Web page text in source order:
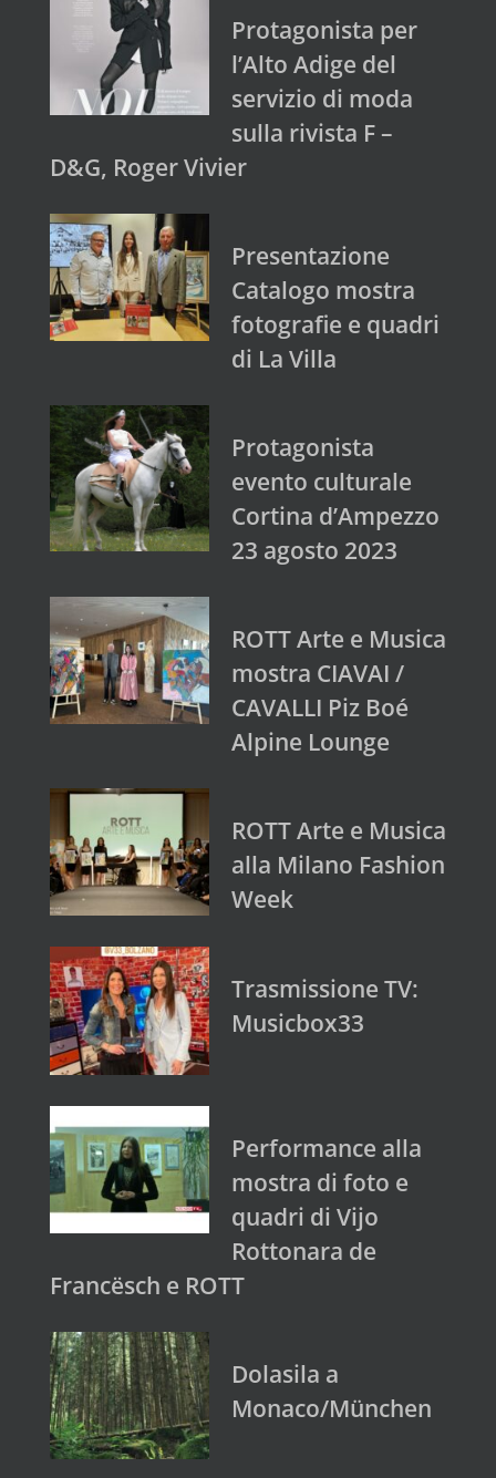
Protagonista per
l’Alto Adige del
servizio di moda
sulla rivista F –
D&G, Roger Vivier
Presentazione
Catalogo mostra
fotografie e quadri
di La Villa
Protagonista
evento culturale
Cortina d’Ampezzo
23 agosto 2023
ROTT Arte e Musica
mostra CIAVAI /
CAVALLI Piz Boé
Alpine Lounge
ROTT Arte e Musica
alla Milano Fashion
Week
Trasmissione TV:
Musicbox33
Performance alla
mostra di foto e
quadri di Vijo
Rottonara de
Francësch e ROTT
Dolasila a
Monaco/München